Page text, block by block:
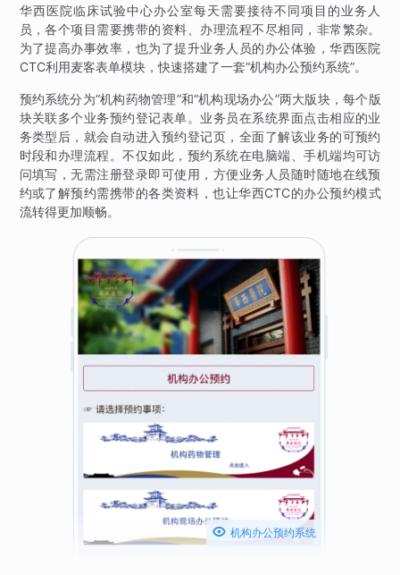
华西医院临床试验中心办公室每天需要接待不同项目的业务人
员，各个项目需要携带的资料、办理流程不尽相同，非常繁杂。
为了提高办事效率，也为了提升业务人员的办公体验，华西医院
CTC利用麦客表单模块，快速搭建了一套“机构办公预约系统”。
预约系统分为“机构药物管理”和“机构现场办公”两大版块，每个版
块关联多个业务预约登记表单。业务员在系统界面点击相应的业
务类型后，就会自动进入预约登记页，全面了解该业务的可预约
时段和办理流程。不仅如此，预约系统在电脑端、手机端均可访
问填写，无需注册登录即可使用，方便业务人员随时随地在线预
约或了解预约需携带的各类资料，也让华西CTC的办公预约模式
流转得更加顺畅。
 机构办公预约系统